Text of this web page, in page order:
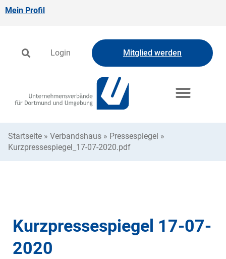
Mein Profil
Login Mitglied werden
Startseite » Verbandshaus » Pressespiegel »
Kurzpressespiegel_17-07-2020.pdf
Kurzpressespiegel 17-07-
2020